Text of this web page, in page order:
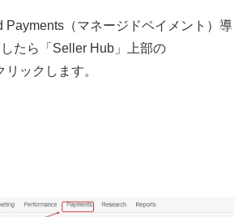
Payments（マネージドペイメント）導
たら「Seller Hub」上部の
リックします。